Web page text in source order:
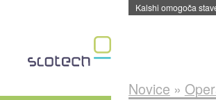
Kalshi omogoča
Novice »